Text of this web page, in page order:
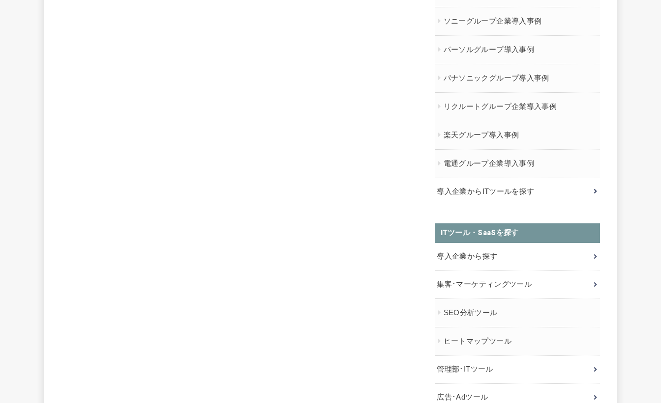
ソニーグループ企業導入事例
パーソルグループ導入事例
パナソニックグループ導入事例
リクルートグループ企業導入事例
楽天グループ導入事例
電通グループ企業導入事例
導入企業からITツールを探す
ITツール・SaaSを探す
導入企業から探す
集客･マーケティングツール
SEO分析ツール
ヒートマップツール
管理部･ITツール
広告･Adツール